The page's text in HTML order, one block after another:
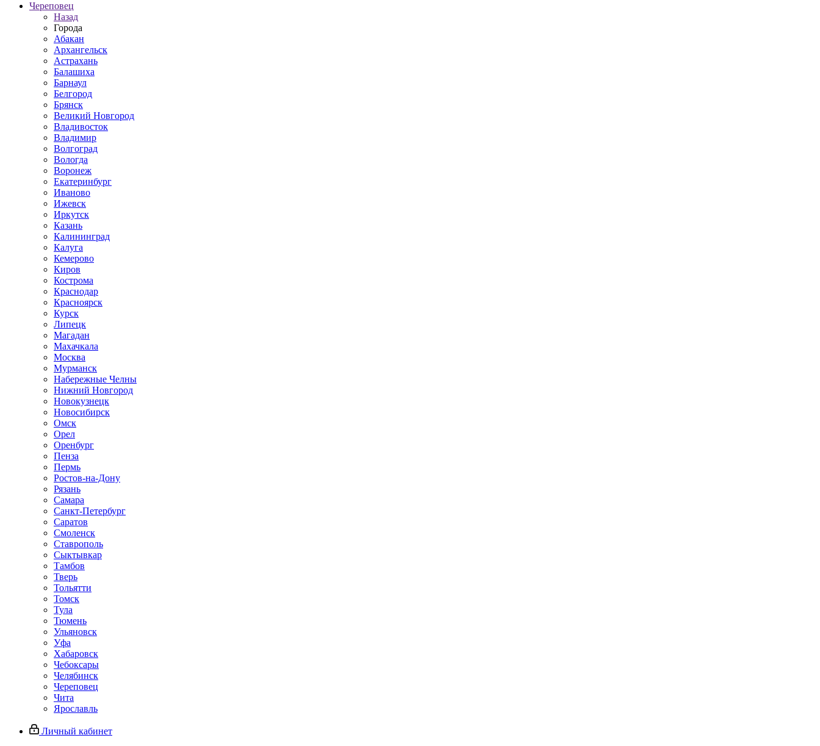
Череповец
Назад
Города
Абакан
Архангельск
Астрахань
Балашиха
Барнаул
Белгород
Брянск
Великий Новгород
Владивосток
Владимир
Волгоград
Вологда
Воронеж
Екатеринбург
Иваново
Ижевск
Иркутск
Казань
Калининград
Калуга
Кемерово
Киров
Кострома
Краснодар
Красноярск
Курск
Липецк
Магадан
Махачкала
Москва
Мурманск
Набережные Челны
Нижний Новгород
Новокузнецк
Новосибирск
Омск
Орел
Оренбург
Пенза
Пермь
Ростов-на-Дону
Рязань
Самара
Санкт-Петербург
Саратов
Смоленск
Ставрополь
Сыктывкар
Тамбов
Тверь
Тольятти
Томск
Тула
Тюмень
Ульяновск
Уфа
Хабаровск
Чебоксары
Челябинск
Череповец
Чита
Ярославль
Личный кабинет